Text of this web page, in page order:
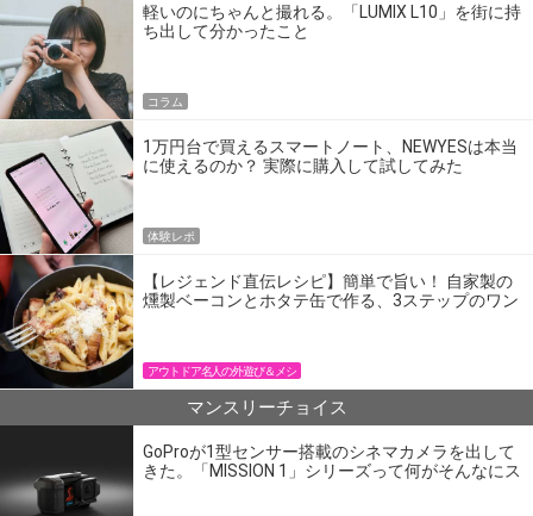
軽いのにちゃんと撮れる。「LUMIX L10」を街に持
ち出して分かったこと
コラム
1万円台で買えるスマートノート、NEWYESは本当
に使えるのか？ 実際に購入して試してみた
体験レポ
【レジェンド直伝レシピ】簡単で旨い！ 自家製の
燻製ベーコンとホタテ缶で作る、3ステップのワン
アウトドア名人の外遊び＆メシ
マンスリーチョイス
GoProが1型センサー搭載のシネマカメラを出して
きた。「MISSION 1」シリーズって何がそんなにス